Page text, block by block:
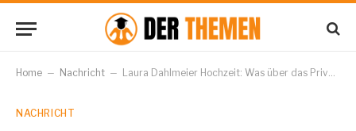
Home – Nachricht – Laura Dahlmeier Hochzeit: Was über das Privatleben der ehemaligen Biathlon-Olympiasiegerin bekannt ist
NACHRICHT